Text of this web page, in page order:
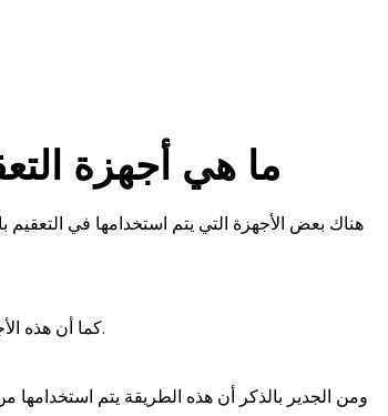
ما هي أجهزة
هناك بعض الأجهزة التي يتم استخدامها في التعقيم
كما أن هذه الأجهزة لا يتم استخدامها للتعقيم فقط بل يمكن استخدامها أيضا للتجفيف.
ومن الجدير بالذكر أن هذه الطريقة يتم